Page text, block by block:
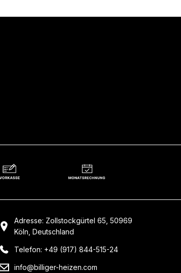
Adresse: Zollstockgürtel 65, 50969
Köln, Deutschland
Telefon: +49 (917) 844-515-24
info@billiger-heizen.com